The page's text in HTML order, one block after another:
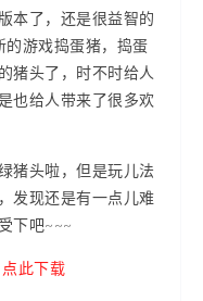
本了，还是很益智的
游戏捣蛋猪，捣蛋
猪头了，时不时给人
也给人带来了很多欢
猪头啦，但是玩儿法
发现还是有一点儿难
下吧~~~
点此下载